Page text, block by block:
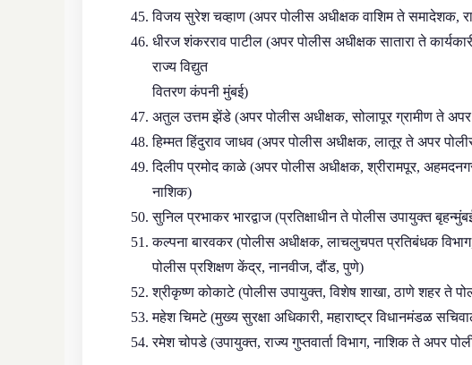
विजय सुरेश चव्हाण (अपर पोलीस अधीक्षक वाशिम ते समादेशक,
धीरज शंकरराव पाटील (अपर पोलीस अधीक्षक सातारा ते
राज्य विद्युत
वितरण कंपनी मुंबई)
अतुल उत्तम झेंडे (अपर पोलीस अधीक्षक, सोलापूर ग्रामीण ते
हिम्मत हिंदुराव जाधव (अपर पोलीस अधीक्षक, लातूर ते अपर
दिलीप प्रमोद काळे (अपर पोलीस अधीक्षक, श्रीरामपूर,
नाशिक)
सुनिल प्रभाकर भारद्वाज (प्रतिक्षाधीन ते पोलीस उपायुक्त
कल्पना बारवकर (पोलीस अधीक्षक, लाचलुचपत प्रतिबंधक विभाग,
पोलीस प्रशिक्षण केंद्र, नानवीज, दौंड, पुणे)
श्रीकृष्ण कोकाटे (पोलीस उपायुक्त, विशेष शाखा, ठाणे शहर ते
महेश चिमटे (मुख्य सुरक्षा अधिकारी, महाराष्ट्र विधानमंडळ
रमेश चोपडे (उपायुक्त, राज्य गुप्तवार्ता विभाग, नाशिक ते अपर